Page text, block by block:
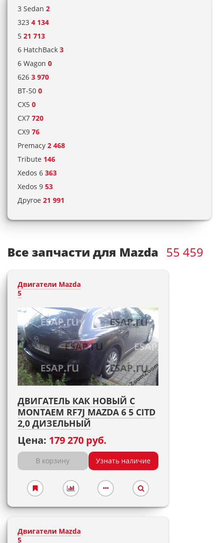
3 Sedan 2
323 4 134
5 21 713
6 HatchBack 3
6 Wagon 0
626 3 970
BT-50 0
CX5 0
CX7 720
CX9 76
Premacy 2 468
Tribute 146
Xedos 6 363
Xedos 9 53
Другое 21 991
Все запчасти для Mazda 55 459
Двигатели Mazda
5
ДВИГАТЕЛЬ КАК НОВЫЙ С
MONTAEM RF7J MAZDA 6 5 CITD
2,0 ДИЗЕЛЬНЫЙ
Цена: 179 270 руб.
В корзину Узнать наличие
Двигатели Mazda
5